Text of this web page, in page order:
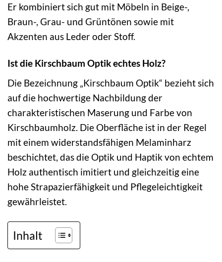
Er kombiniert sich gut mit Möbeln in Beige-,
Braun-, Grau- und Grüntönen sowie mit
Akzenten aus Leder oder Stoff.
Ist die Kirschbaum Optik echtes Holz?
Die Bezeichnung „Kirschbaum Optik“ bezieht sich
auf die hochwertige Nachbildung der
charakteristischen Maserung und Farbe von
Kirschbaumholz. Die Oberfläche ist in der Regel
mit einem widerstandsfähigen Melaminharz
beschichtet, das die Optik und Haptik von echtem
Holz authentisch imitiert und gleichzeitig eine
hohe Strapazierfähigkeit und Pflegeleichtigkeit
gewährleistet.
Inhalt